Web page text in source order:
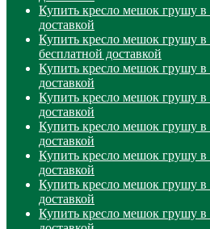
Купить кресло мешок грушу в
доставкой
Купить кресло мешок грушу в
бесплатной доставкой
Купить кресло мешок грушу в
доставкой
Купить кресло мешок грушу в
доставкой
Купить кресло мешок грушу в
доставкой
Купить кресло мешок грушу в
доставкой
Купить кресло мешок грушу
доставкой
Купить кресло мешок грушу в